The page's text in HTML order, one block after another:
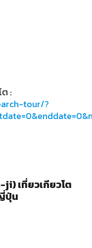
:
tour/?
เที่ยวเกียวโต
ปุ่น